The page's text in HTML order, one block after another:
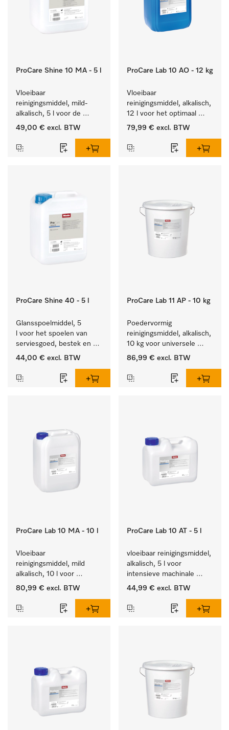
ProCare Shine 10 MA - 5 l
Vloeibaar
reinigingsmiddel, mild-
alkalisch, 5 l voor de
reiniging van lichte
bestek en glazen.
49,00 € excl. BTW
ProCare Lab 10 AO - 12 kg
Vloeibaar
reinigingsmiddel, alkalisch,
12 l voor het optimaal
behandelen van
79,99 € excl. BTW
ProCare Shine 40 - 5 l
Glansspoelmiddel, 5
l voor het spoelen van
serviesgoed, bestek en
ideaal voor glazen.
44,00 € excl. BTW
ProCare Lab 11 AP - 10 kg
Poedervormig
reinigingsmiddel, alkalisch,
10 kg voor universele
machinale reiniging van
gerei.
86,99 € excl. BTW
ProCare Lab 10 MA - 10 l
Vloeibaar
reinigingsmiddel, mild
alkalisch, 10 l voor
materiaalbesparende,
laboratoriumglasw. en -
80,99 € excl. BTW
ProCare Lab 10 AT - 5 l
vloeibaar reinigingsmiddel,
alkalisch, 5 l voor
intensieve machinale
reiniging van
gerei.
44,99 € excl. BTW